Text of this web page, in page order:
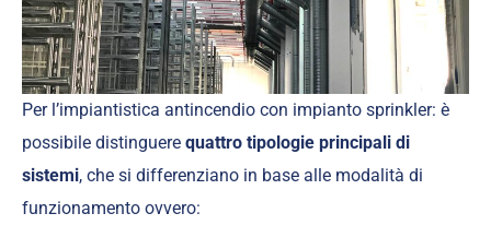
Per l’impiantistica antincendio con impianto sprinkler: è
possibile distinguere quattro tipologie principali di
sistemi, che si differenziano in base alle modalità di
funzionamento ovvero: